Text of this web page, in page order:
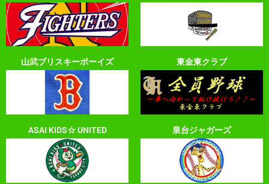
山武ブリスキーボーイズ 東金東クラブ
ASAI KIDS☆ UNITED 泉台ジャガーズ